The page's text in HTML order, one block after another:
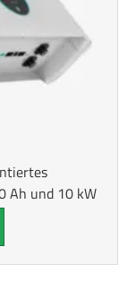
Ah und 10 kW